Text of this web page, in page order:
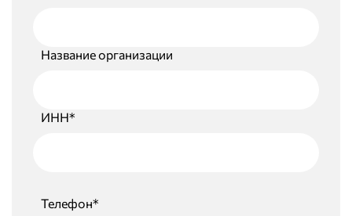
Название организации
ИНН*
Телефон*